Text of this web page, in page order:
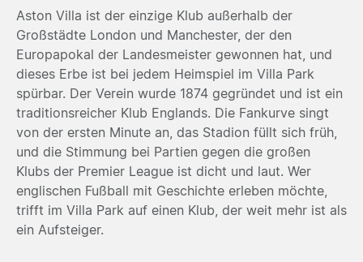
Aston Villa ist der einzige Klub außerhalb der
Großstädte London und Manchester, der den
Europapokal der Landesmeister gewonnen hat, und
dieses Erbe ist bei jedem Heimspiel im Villa Park
spürbar. Der Verein wurde 1874 gegründet und ist ein
traditionsreicher Klub Englands. Die Fankurve singt
von der ersten Minute an, das Stadion füllt sich früh,
und die Stimmung bei Partien gegen die großen
Klubs der Premier League ist dicht und laut. Wer
englischen Fußball mit Geschichte erleben möchte,
trifft im Villa Park auf einen Klub, der weit mehr ist als
ein Aufsteiger.